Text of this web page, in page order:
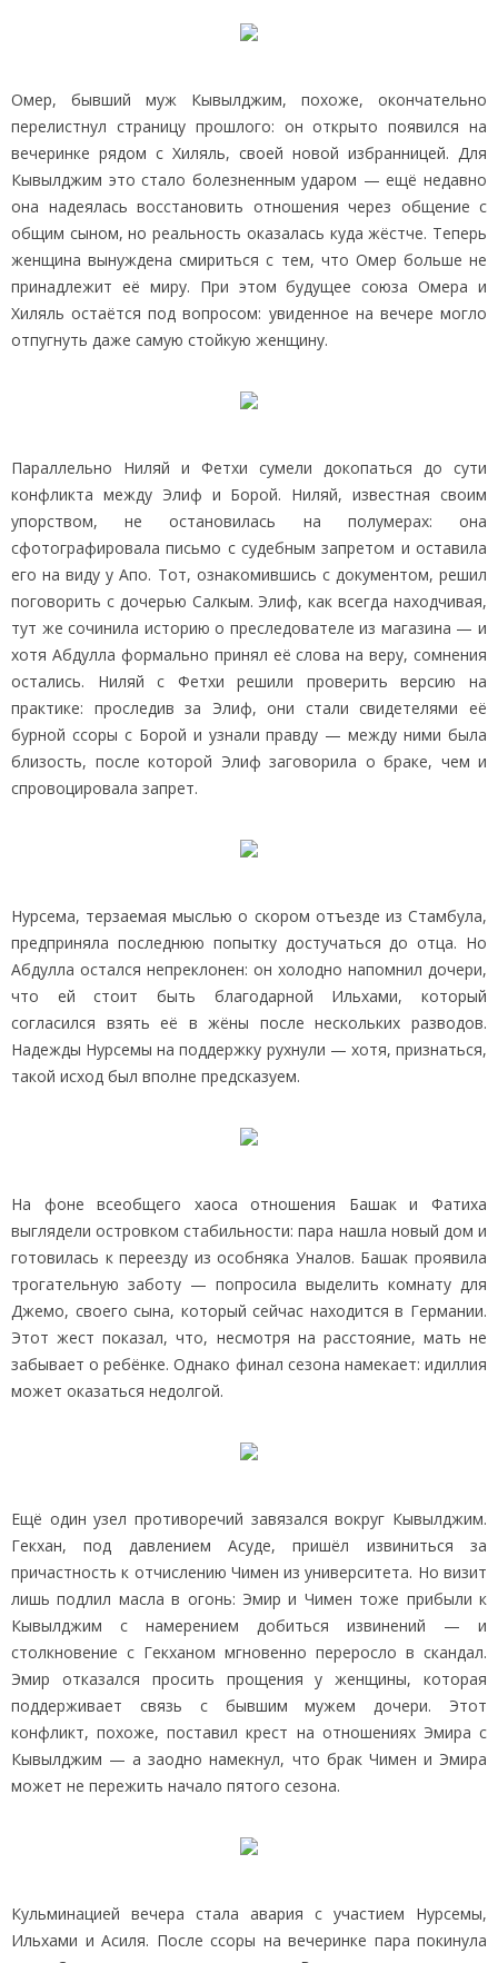
Омер, бывший муж Кывылджим, похоже, окончательно
перелистнул страницу прошлого: он открыто появился на
вечеринке рядом с Хиляль, своей новой избранницей. Для
Кывылджим это стало болезненным ударом — ещё недавно
она надеялась восстановить отношения через общение с
общим сыном, но реальность оказалась куда жёстче. Теперь
женщина вынуждена смириться с тем, что Омер больше не
принадлежит её миру. При этом будущее союза Омера и
Хиляль остаётся под вопросом: увиденное на вечере могло
отпугнуть даже самую стойкую женщину.
Параллельно Ниляй и Фетхи сумели докопаться до сути
конфликта между Элиф и Борой. Ниляй, известная своим
упорством, не остановилась на полумерах: она
сфотографировала письмо с судебным запретом и оставила
его на виду у Апо. Тот, ознакомившись с документом, решил
поговорить с дочерью Салкым. Элиф, как всегда находчивая,
тут же сочинила историю о преследователе из магазина — и
хотя Абдулла формально принял её слова на веру, сомнения
остались. Ниляй с Фетхи решили проверить версию на
практике: проследив за Элиф, они стали свидетелями её
бурной ссоры с Борой и узнали правду — между ними была
близость, после которой Элиф заговорила о браке, чем и
спровоцировала запрет.
Нурсема, терзаемая мыслью о скором отъезде из Стамбула,
предприняла последнюю попытку достучаться до отца. Но
Абдулла остался непреклонен: он холодно напомнил дочери,
что ей стоит быть благодарной Ильхами, который
согласился взять её в жёны после нескольких разводов.
Надежды Нурсемы на поддержку рухнули — хотя, признаться,
такой исход был вполне предсказуем.
На фоне всеобщего хаоса отношения Башак и Фатиха
выглядели островком стабильности: пара нашла новый дом и
готовилась к переезду из особняка Уналов. Башак проявила
трогательную заботу — попросила выделить комнату для
Джемо, своего сына, который сейчас находится в Германии.
Этот жест показал, что, несмотря на расстояние, мать не
забывает о ребёнке. Однако финал сезона намекает: идиллия
может оказаться недолгой.
Ещё один узел противоречий завязался вокруг Кывылджим.
Гекхан, под давлением Асуде, пришёл извиниться за
причастность к отчислению Чимен из университета. Но визит
лишь подлил масла в огонь: Эмир и Чимен тоже прибыли к
Кывылджим с намерением добиться извинений — и
столкновение с Гекханом мгновенно переросло в скандал.
Эмир отказался просить прощения у женщины, которая
поддерживает связь с бывшим мужем дочери. Этот
конфликт, похоже, поставил крест на отношениях Эмира с
Кывылджим — а заодно намекнул, что брак Чимен и Эмира
может не пережить начало пятого сезона.
Кульминацией вечера стала авария с участием Нурсемы,
Ильхами и Асиля. После ссоры на вечеринке пара покинула